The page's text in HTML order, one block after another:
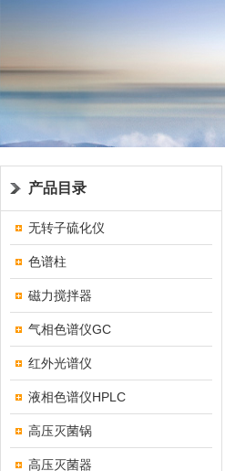
产品目录
无转子硫化仪
色谱柱
磁力搅拌器
气相色谱仪GC
红外光谱仪
液相色谱仪HPLC
高压灭菌锅
高压灭菌器